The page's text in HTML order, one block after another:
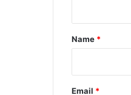
*
Name *
Email *